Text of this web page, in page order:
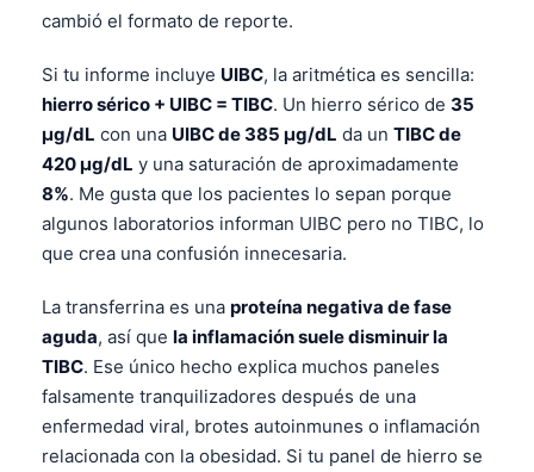
cambió el formato de reporte.
Si tu informe incluye UIBC, la aritmética es sencilla:
hierro sérico + UIBC = TIBC. Un hierro sérico de 35
µg/dL con una UIBC de 385 µg/dL da un TIBC de
420 µg/dL y una saturación de aproximadamente
8%. Me gusta que los pacientes lo sepan porque
algunos laboratorios informan UIBC pero no TIBC, lo
que crea una confusión innecesaria.
La transferrina es una proteína negativa de fase
aguda, así que la inflamación suele disminuir la
TIBC. Ese único hecho explica muchos paneles
falsamente tranquilizadores después de una
enfermedad viral, brotes autoinmunes o inflamación
relacionada con la obesidad. Si tu panel de hierro se